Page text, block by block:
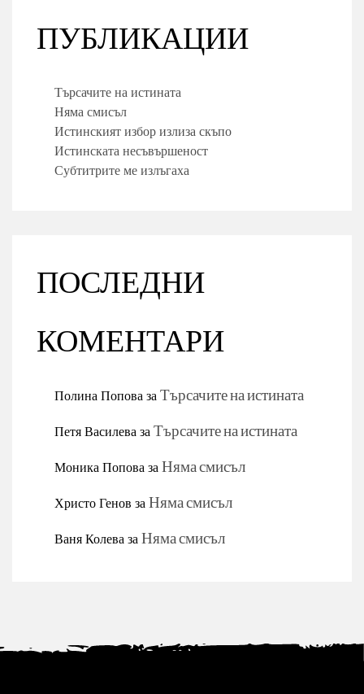
ПУБЛИКАЦИИ
Търсачите на истината
Няма смисъл
Истинският избор излиза скъпо
Истинската несъвършеност
Субтитрите ме излъгаха
ПОСЛЕДНИ
КОМЕНТАРИ
Полина ПоповазаТърсачите на истината
Петя ВасилевазаТърсачите на истината
Моника ПоповазаНяма смисъл
Христо ГеновзаНяма смисъл
Ваня КолевазаНяма смисъл